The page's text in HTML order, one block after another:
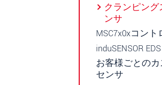
クランピン
ンサ
MSC7x0xコント
induSENSOR EDS
お客様ごとの
センサ
メントをお読みください。.